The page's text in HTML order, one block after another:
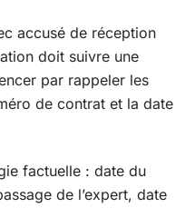
accusé de réception
doit suivre une
par rappeler les
de contrat et la date
factuelle : date du
de l’expert, date